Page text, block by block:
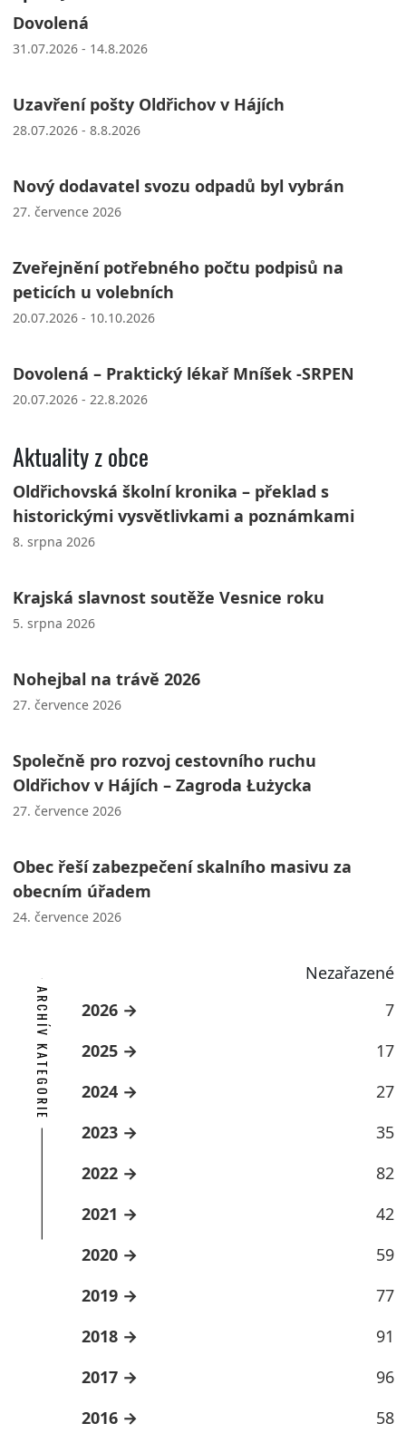
Dovolená
31.07.2026 - 14.8.2026
Uzavření pošty Oldřichov v Hájích
28.07.2026 - 8.8.2026
Nový dodavatel svozu odpadů byl vybrán
27. července 2026
Zveřejnění potřebného počtu podpisů na
peticích u volebních
20.07.2026 - 10.10.2026
Dovolená – Praktický lékař Mníšek -SRPEN
20.07.2026 - 22.8.2026
Aktuality z obce
Oldřichovská školní kronika – překlad s
historickými vysvětlivkami a poznámkami
8. srpna 2026
Krajská slavnost soutěže Vesnice roku
5. srpna 2026
Nohejbal na trávě 2026
27. července 2026
Společně pro rozvoj cestovního ruchu
Oldřichov v Hájích – Zagroda Łużycka
27. července 2026
Obec řeší zabezpečení skalního masivu za
obecním úřadem
24. července 2026
Nezařazené
ARCHÍV KATEGORIE 2026
7
2025
17
2024
27
2023
35
2022
82
2021
42
2020
59
2019
77
2018
91
2017
96
2016
58